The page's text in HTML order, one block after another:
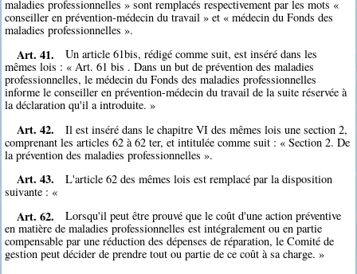
maladies professionnelles » sont remplacés respectivement par les mots «
conseiller en prévention-médecin du travail » et « médecin du Fonds des
maladies professionnelles ».
Art. 41.
Un article 61bis, rédigé comme suit, est inséré dans les
mêmes lois : « Art. 61 bis . Dans un but de prévention des maladies
professionnelles, le médecin du Fonds des maladies professionnelles
informe le conseiller en prévention-médecin du travail de la suite réservée à
la déclaration qu'il a introduite. »
Art. 42.
Il est inséré dans le chapitre VI des mêmes lois une section 2,
comprenant les articles 62 à 62 ter, et intitulée comme suit : « Section 2. De
la prévention des maladies professionnelles ».
Art. 43.
L'article 62 des mêmes lois est remplacé par la disposition
suivante : «
Art. 62.
Lorsqu'il peut être prouvé que le coût d'une action préventive
en matière de maladies professionnelles est intégralement ou en partie
compensable par une réduction des dépenses de réparation, le Comité de
gestion peut décider de prendre tout ou partie de ce coût à sa charge. »